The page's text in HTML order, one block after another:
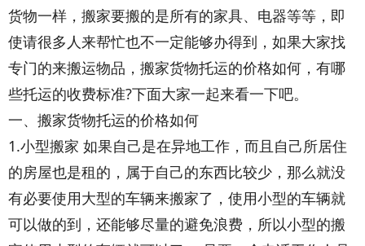
货物一样，搬家要搬的是所有的家具、电器等等，即
使请很多人来帮忙也不一定能够办得到，如果大家找
专门的来搬运物品，搬家货物托运的价格如何，有哪
些托运的收费标准?下面大家一起来看一下吧。
一、搬家货物托运的价格如何
1.小型搬家 如果自己是在异地工作，而且自己所居住
的房屋也是租的，属于自己的东西比较少，那么就没
有必要使用大型的车辆来搬家了，使用小型的车辆就
可以做的到，还能够尽量的避免浪费，所以小型的搬